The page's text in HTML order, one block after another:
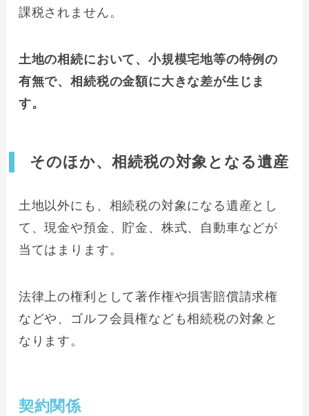
課税されません。
土地の相続において、小規模宅地等の特例の
有無で、相続税の金額に大きな差が生じま
す。
そのほか、相続税の対象となる遺産
土地以外にも、相続税の対象になる遺産とし
て、現金や預金、貯金、株式、自動車などが
当てはまります。
法律上の権利として著作権や損害賠償請求権
などや、ゴルフ会員権なども相続税の対象と
なります。
契約関係